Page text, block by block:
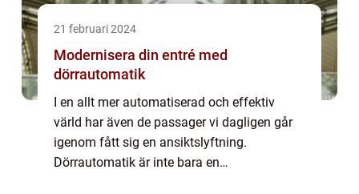
21 februari 2024
Modernisera din entré med
dörrautomatik
I en allt mer automatiserad och effektiv
värld har även de passager vi dagligen går
igenom fått sig en ansiktslyftning.
Dörrautomatik är inte bara en